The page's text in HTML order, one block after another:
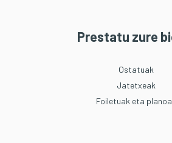
Prestatu zure
Ostatuak
Jatetxeak
Foiletuak eta